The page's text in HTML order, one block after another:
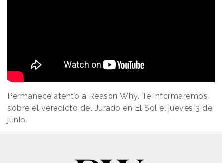
Permanece atento a Reason Why. Te informaremos
sobre el veredicto del Jurado en El Sol el jueves 3 de
junio.